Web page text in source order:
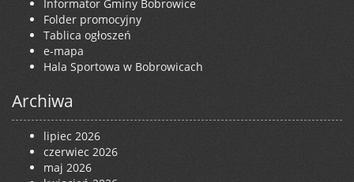
Informator Gminy Bobrowice
Folder promocyjny
Tablica ogłoszeń
e-mapa
Hala Sportowa w Bobrowicach
Archiwa
lipiec 2026
czerwiec 2026
maj 2026